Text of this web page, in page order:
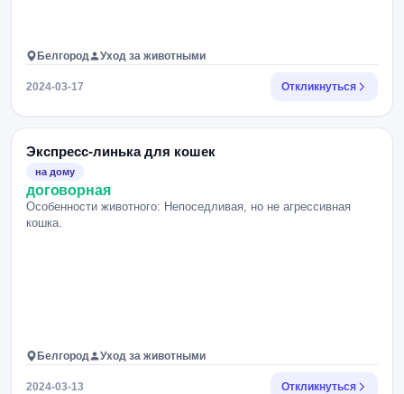
Белгород Уход за животными
2024-03-17 Откликнуться
Экспресс-линька для кошек
на дому
договорная
Особенности животного: Непоседливая, но не агрессивная
кошка.
Белгород Уход за животными
2024-03-13 Откликнуться